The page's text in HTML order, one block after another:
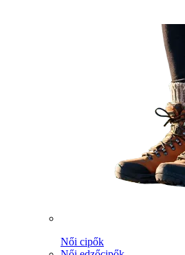
Női cipők